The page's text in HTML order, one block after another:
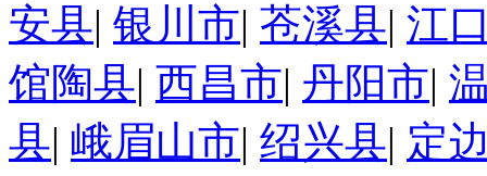
安县| 银川市| 苍溪县| 江
馆陶县| 西昌市| 丹阳市|
县| 峨眉山市| 绍兴县| 定